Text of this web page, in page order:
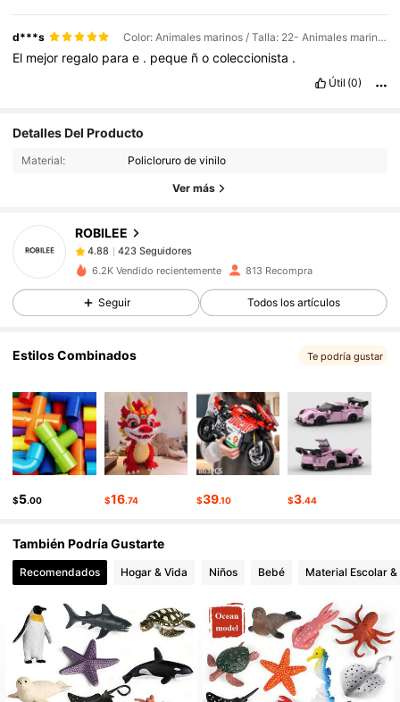
d***s Color: Animales marinos / Talla: 22- Animales marinos prehistóricos
El mejor regalo parae . peque ñocoleccionista .
Útil (0)
Detalles Del Producto
Material: Policloruro de vinilo
Ver más
ROBILEE
4.88
423 Seguidores
b***yseguidoHace 1 día
4.88
423 Seguidores
4.88 423 Seguidores
4.88 423 Seguidores
4.88 423 Seguidores
6.2K Vendido recientemente 813 Recompra
Seguir Todos los artículos
Estilos Combinados Te podría gustar
$5.00 $16.74 $39.10 $3.44
También Podría Gustarte
Recomendados Hogar & Vida Niños Bebé Material Escolar